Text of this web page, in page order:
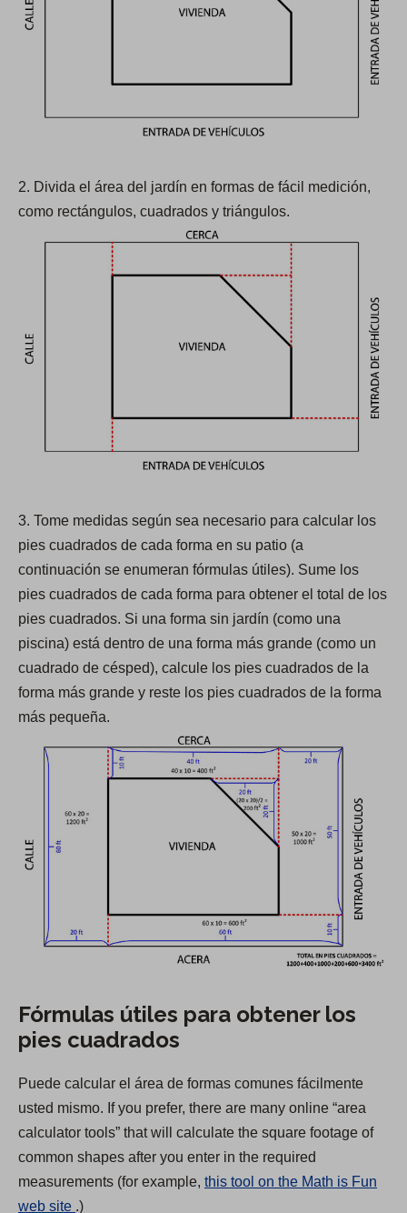
2. Divida el área del jardín en formas de fácil medición,
como rectángulos, cuadrados y triángulos.
3. Tome medidas según sea necesario para calcular los
pies cuadrados de cada forma en su patio (a
continuación se enumeran fórmulas útiles). Sume los
pies cuadrados de cada forma para obtener el total de los
pies cuadrados. Si una forma sin jardín (como una
piscina) está dentro de una forma más grande (como un
cuadrado de césped), calcule los pies cuadrados de la
forma más grande y reste los pies cuadrados de la forma
más pequeña.
Fórmulas útiles para obtener los
pies cuadrados
Puede calcular el área de formas comunes fácilmente
usted mismo. If you prefer, there are many online “area
calculator tools” that will calculate the square footage of
common shapes after you enter in the required
measurements (for example, this tool on the Math is Fun
web site .)